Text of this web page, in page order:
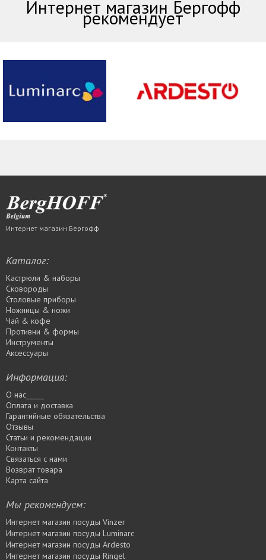
Интернет магазин Бергофф
рекомендует
Интернет магазин Бергофф
Каталог:
Кастрюли & наборы
Сковороды
Столовые приборы
Ножницы & ножи
Чай & кофе
Противни & формы
Инструменты
Аксессуары
Информация:
О нас_____
Оплата и доставка
Гарантийные обязательства
Отзывы
Статьи и рекомендации
Контакты
Связаться с нами
Возврат товара
Карта сайта
Мы рекомендуем:
Интернет магазин посуды Vinzer
Интернет магазин посуды Luminarc
Интернет магазин посуды Ardesto
Интернет магазин посуды Rіngel